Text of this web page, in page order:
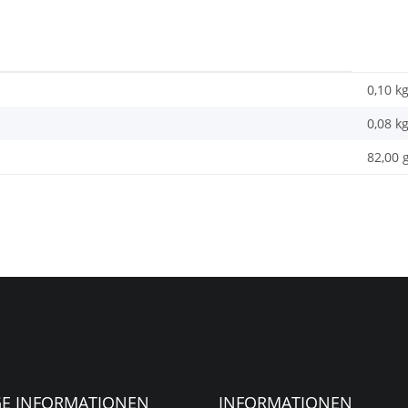
0,10 kg
0,08 kg
82,00
INFORMATIONEN INFORMATIONEN